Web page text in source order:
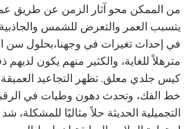
من الممكن محو آثار الزمن عن طريق
يتسبب العمر والتعرض للشمس
في إحداث تغيرات في وجهنا،بحلول سن
مترهلاً للغاية، والكثير منهم يكون
كيس جلدي معلق. تظهر التجاعيد
خط الفك، وتحدث دهون وطيات في
التجميلية الحديثة حلاً مثاليًا للمشكلة،